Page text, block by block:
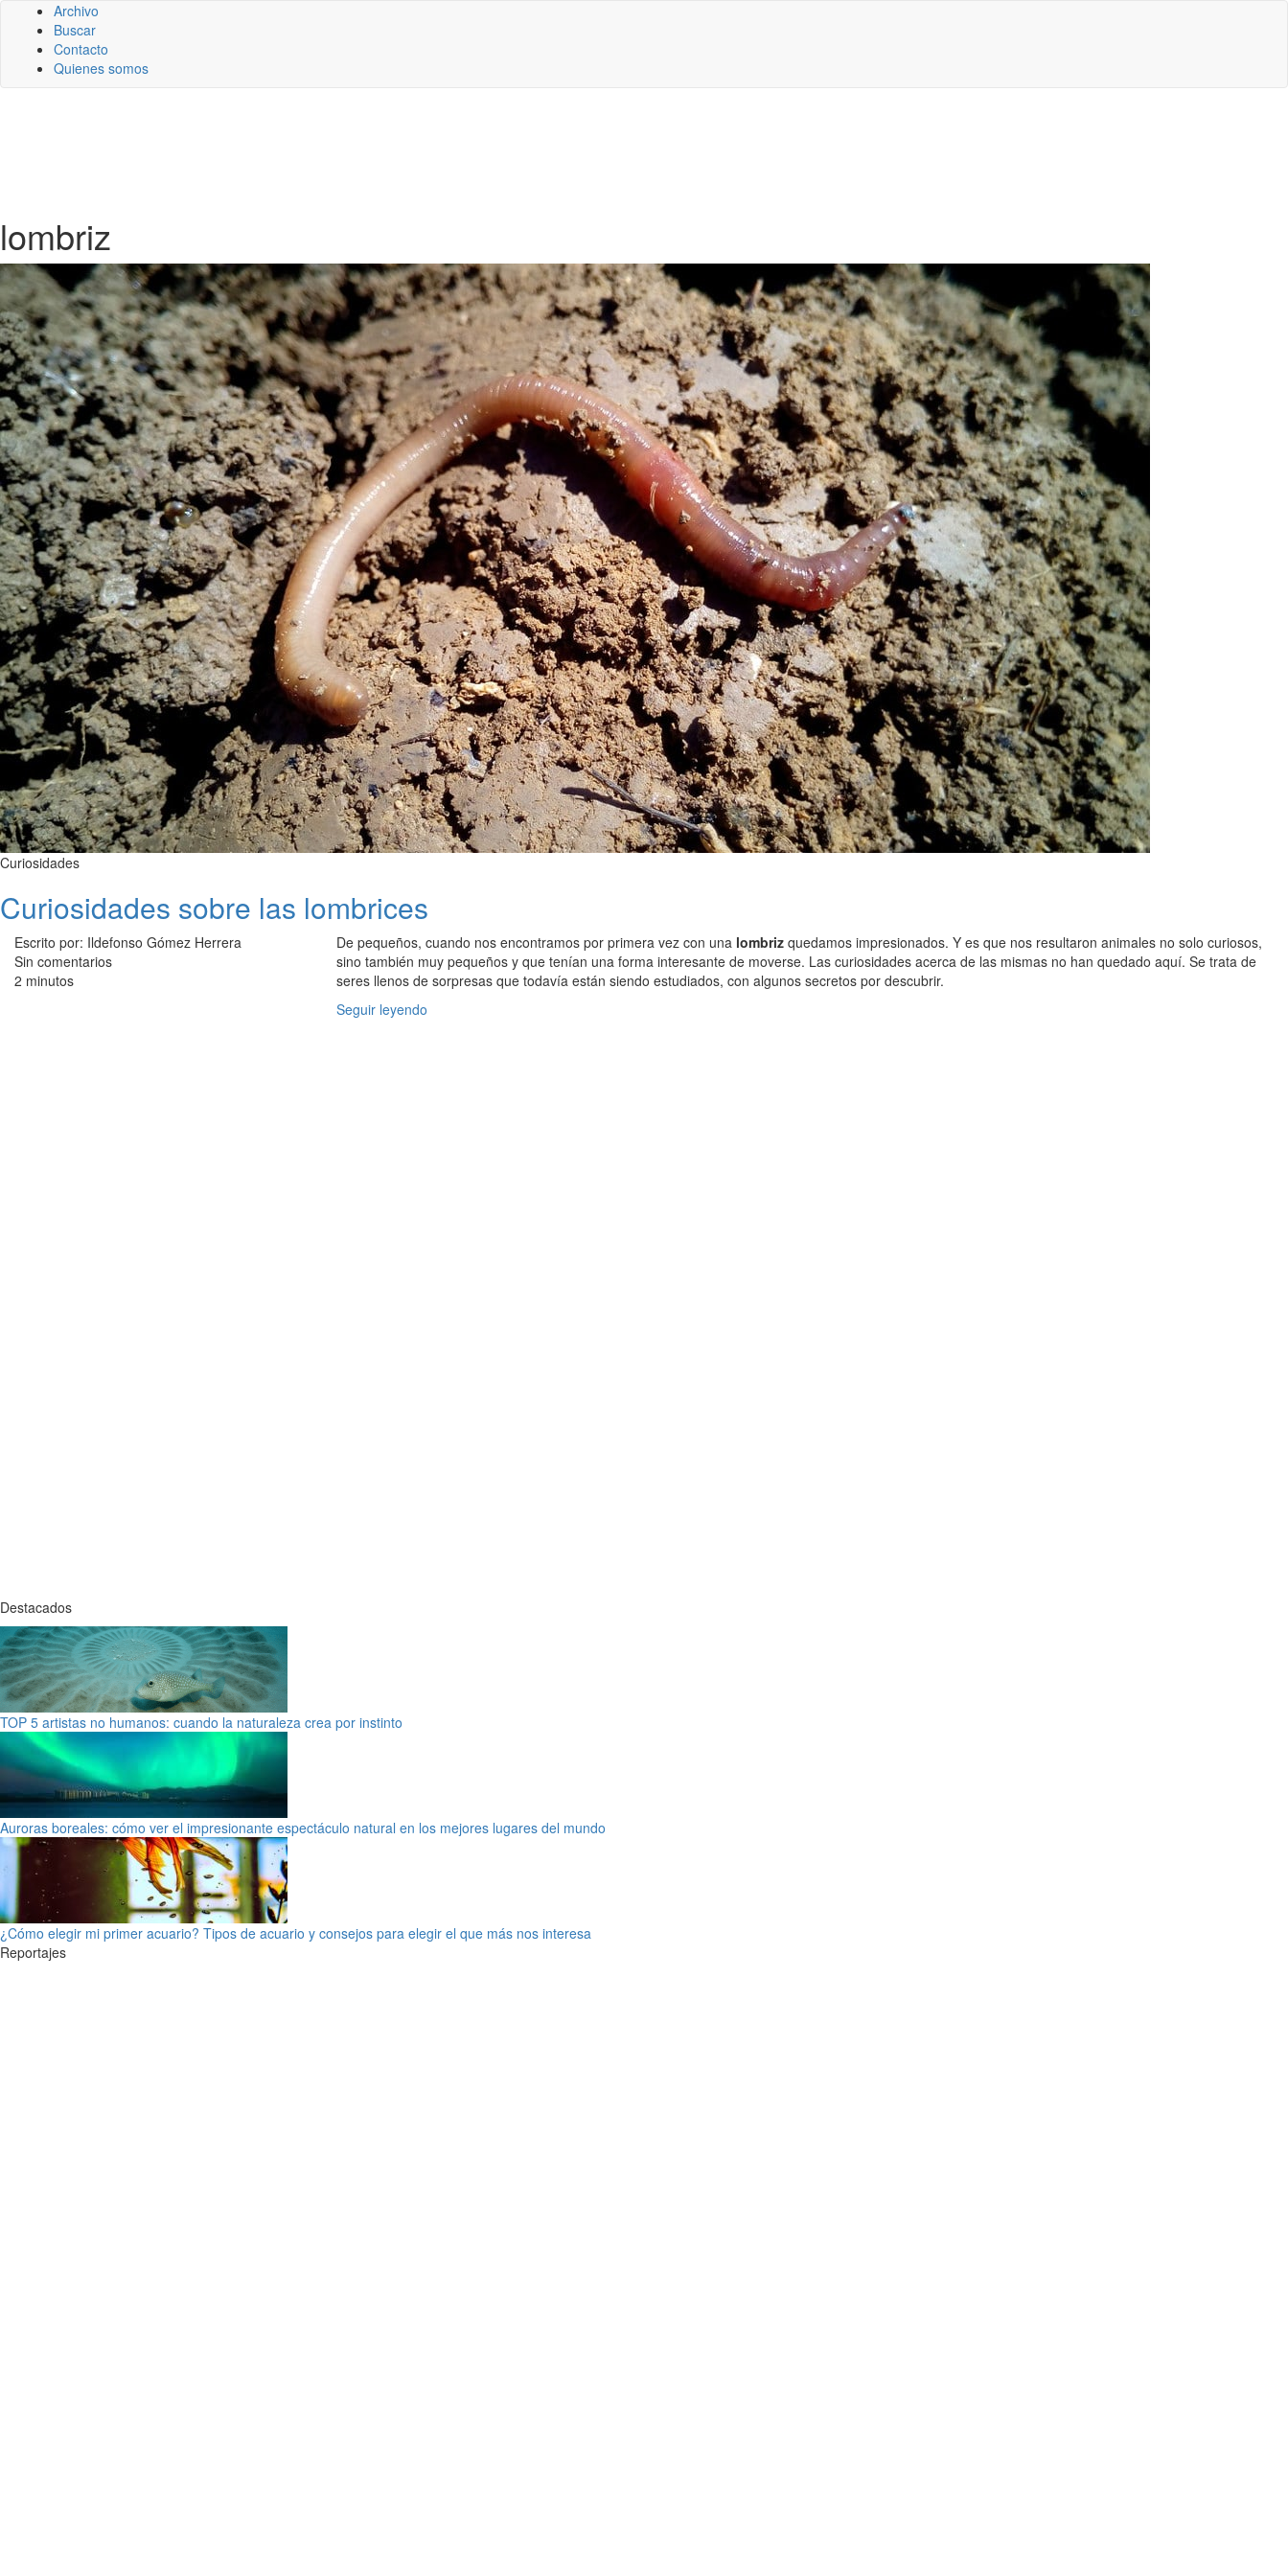
Archivo
Buscar
Contacto
Quienes somos
lombriz
Curiosidades
Curiosidades sobre las lombrices
Escrito por: Ildefonso Gómez Herrera
Sin comentarios
2 minutos
De pequeños, cuando nos encontramos por primera vez con una lombriz quedamos impresionados. Y es que nos resultaron animales no solo curiosos,
sino también muy pequeños y que tenían una forma interesante de moverse. Las curiosidades acerca de las mismas no han quedado aquí. Se trata de
seres llenos de sorpresas que todavía están siendo estudiados, con algunos secretos por descubrir.
Seguir leyendo
Destacados
TOP 5 artistas no humanos: cuando la naturaleza crea por instinto
Auroras boreales: cómo ver el impresionante espectáculo natural en los mejores lugares del mundo
¿Cómo elegir mi primer acuario? Tipos de acuario y consejos para elegir el que más nos interesa
Reportajes